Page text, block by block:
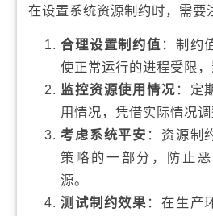
在设置系统资源制约时，需要
合理设置制约值 ：制约
使正常运行的进程受限，
监控资源使用情况 ：定
用情况，凭借实际情况调
考虑系统平安 ：资源制
策略的一部分，防止
源。
测试制约效果 ：在生产